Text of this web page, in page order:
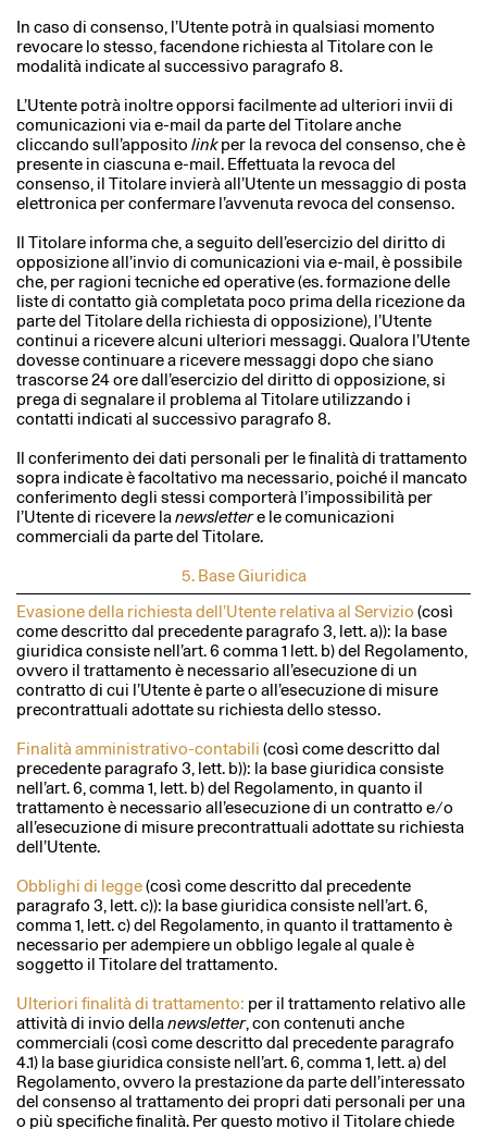
In caso di consenso, l’Utente potrà in qualsiasi momento
revocare lo stesso, facendone richiesta al Titolare con le
modalità indicate al successivo paragrafo 8.
L’Utente potrà inoltre opporsi facilmente ad ulteriori invii di
comunicazioni via e-mail da parte del Titolare anche
cliccando sull’appositolinkper la revoca del consenso, che è
presente in ciascuna e-mail. Effettuata la revoca del
consenso, il Titolare invierà all’Utente un messaggio di posta
elettronica per confermare l’avvenuta revoca del consenso.
Il Titolare informa che, a seguito dell’esercizio del diritto di
opposizione all’invio di comunicazioni via e-mail, è possibile
che, per ragioni tecniche ed operative (es. formazione delle
liste di contatto già completata poco prima della ricezione da
parte del Titolare della richiesta di opposizione), l’Utente
continui a ricevere alcuni ulteriori messaggi. Qualora l’Utente
dovesse continuare a ricevere messaggi dopo che siano
trascorse 24 ore dall’esercizio del diritto di opposizione, si
prega di segnalare il problema al Titolare utilizzando i
contatti indicati al successivo paragrafo 8.
Il conferimento dei dati personali per le finalità di trattamento
sopra indicate è facoltativo ma necessario, poiché il mancato
conferimento degli stessi comporterà l’impossibilità per
l’Utente di ricevere lanewslettere le comunicazioni
commerciali da parte del Titolare.
5. Base Giuridica
Evasione della richiesta dell’Utente relativa al Servizio(così
come descritto dal precedente paragrafo 3, lett. a)): la base
giuridica consiste nell’art. 6 comma 1 lett. b) del Regolamento,
ovvero il trattamento è necessario all’esecuzione di un
contratto di cui l’Utente è parte o all’esecuzione di misure
precontrattuali adottate su richiesta dello stesso.
Finalità amministrativo-contabili(così come descritto dal
precedente paragrafo 3, lett. b)): la base giuridica consiste
nell’art. 6, comma 1, lett. b) del Regolamento, in quanto il
trattamento è necessario all’esecuzione di un contratto e ⁄ o
all’esecuzione di misure precontrattuali adottate su richiesta
dell’Utente.
Obblighi di legge(così come descritto dal precedente
paragrafo 3, lett. c)): la base giuridica consiste nell’art. 6,
comma 1, lett. c) del Regolamento, in quanto il trattamento è
necessario per adempiere un obbligo legale al quale è
soggetto il Titolare del trattamento.
Ulteriori finalità di trattamento: per il trattamento relativo alle
attività di invio dellanewsletter, con contenuti anche
commerciali (così come descritto dal precedente paragrafo
4.1) la base giuridica consiste nell’art. 6, comma 1, lett. a) del
Regolamento, ovvero la prestazione da parte dell’interessato
del consenso al trattamento dei propri dati personali per una
o più specifiche finalità. Per questo motivo il Titolare chiede